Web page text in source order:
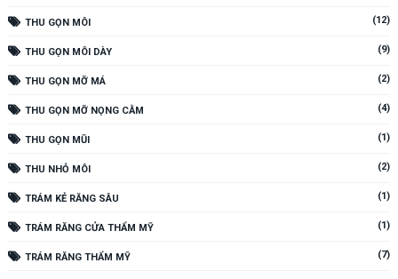
THU GỌN MÔI (12)
THU GỌN MÔI DÀY (9)
THU GỌN MỠ MÁ (2)
THU GỌN MỠ NỌNG CẰM (4)
THU GỌN MŨI (1)
THU NHỎ MÔI (2)
TRÁM KẺ RĂNG SÂU (1)
TRÁM RĂNG CỬA THẨM MỸ (1)
TRÁM RĂNG THẨM MỸ (7)